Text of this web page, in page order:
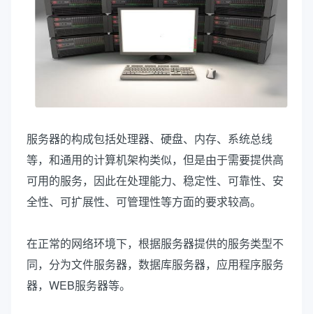
服务器的构成包括处理器、硬盘、内存、系统总线
等，和通用的计算机架构类似，但是由于需要提供高
可用的服务，因此在处理能力、稳定性、可靠性、安
全性、可扩展性、可管理性等方面的要求较高。
在正常的网络环境下，根据服务器提供的服务类型不
同，分为文件服务器，数据库服务器，应用程序服务
器，WEB服务器等。